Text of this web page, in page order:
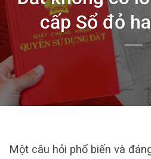
cấp Sổ đỏ
Một câu hỏi phổ biến và